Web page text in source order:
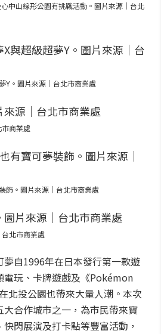
中山線形公園有挑戰活動。圖片來源｜台北
Y。圖片來源｜台北市商業處
商業處
飾。圖片來源｜台北市商業處
北市商業處
自1996年在日本發行第一款遊
電玩、卡牌遊戲及《Pokémon
北投公園也帶來大量人潮。本次
合作城市之一，為市民帶來寶
閃展演及打卡點等豐富活動，